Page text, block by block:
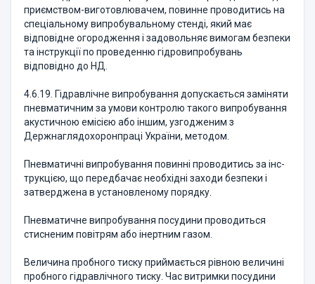
приємством-виготовлювачем, повинне проводитись на
спеціальному випробувальному стенді, який має
відповідне огородження і задовольняє вимогам безпеки
та інструкції по проведенню гідровипробувань
відповідно до НД.
4.6.19. Гідравлічне випробування допускається заміняти
пневматичним за умови контролю такого випробування
акустичною емісією або іншим, узгодженим з
Держнагляд­охоронпраці України, методом.
Пневматичні випробування повинні проводитись за інс­
трукцією, що передбачає необхідні заходи безпеки і
затверджена в установленому порядку.
Пневматичне випробування посудини проводиться
стисненим повітрям або інертним газом.
Величина пробного тиску приймається рівною величині
пробного гідравлічного тиску. Час витримки посудини